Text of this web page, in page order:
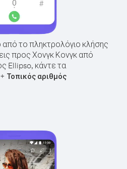
από το πληκτρολόγιο κλήσης
προς Χονγκ Κονγκ από
Ellipso, κάντε τα
Τοπικός αριθμός